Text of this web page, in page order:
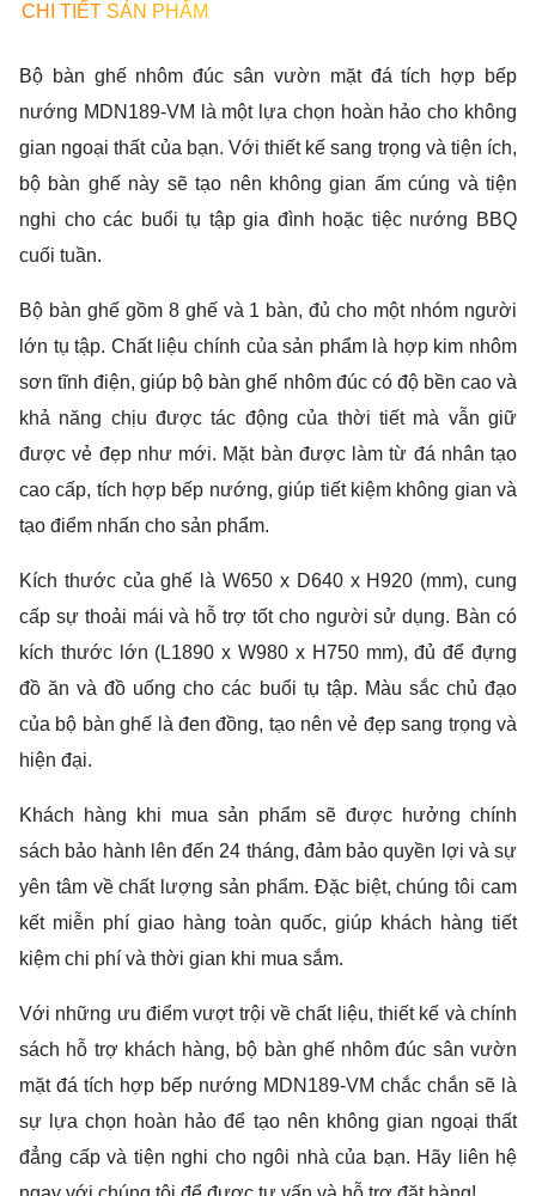
CHI TIẾT SẢN PHẨM
Bộ bàn ghế nhôm đúc sân vườn mặt đá tích hợp bếp
nướng MDN189-VM là một lựa chọn hoàn hảo cho không
gian ngoại thất của bạn. Với thiết kế sang trọng và tiện ích,
bộ bàn ghế này sẽ tạo nên không gian ấm cúng và tiện
nghi cho các buổi tụ tập gia đình hoặc tiệc nướng BBQ
cuối tuần.
Bộ bàn ghế gồm 8 ghế và 1 bàn, đủ cho một nhóm người
lớn tụ tập. Chất liệu chính của sản phẩm là hợp kim nhôm
sơn tĩnh điện, giúp bộ bàn ghế nhôm đúc có độ bền cao và
khả năng chịu được tác động của thời tiết mà vẫn giữ
được vẻ đẹp như mới. Mặt bàn được làm từ đá nhân tạo
cao cấp, tích hợp bếp nướng, giúp tiết kiệm không gian và
tạo điểm nhấn cho sản phẩm.
Kích thước của ghế là W650 x D640 x H920 (mm), cung
cấp sự thoải mái và hỗ trợ tốt cho người sử dụng. Bàn có
kích thước lớn (L1890 x W980 x H750 mm), đủ để đựng
đồ ăn và đồ uống cho các buổi tụ tập. Màu sắc chủ đạo
của bộ bàn ghế là đen đồng, tạo nên vẻ đẹp sang trọng và
hiện đại.
Khách hàng khi mua sản phẩm sẽ được hưởng chính
sách bảo hành lên đến 24 tháng, đảm bảo quyền lợi và sự
yên tâm về chất lượng sản phẩm. Đặc biệt, chúng tôi cam
kết miễn phí giao hàng toàn quốc, giúp khách hàng tiết
kiệm chi phí và thời gian khi mua sắm.
Với những ưu điểm vượt trội về chất liệu, thiết kế và chính
sách hỗ trợ khách hàng, bộ bàn ghế nhôm đúc sân vườn
mặt đá tích hợp bếp nướng MDN189-VM chắc chắn sẽ là
sự lựa chọn hoàn hảo để tạo nên không gian ngoại thất
đẳng cấp và tiện nghi cho ngôi nhà của bạn. Hãy liên hệ